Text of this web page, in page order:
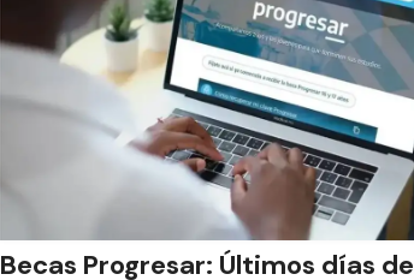
Becas Progresar: Últimos días de